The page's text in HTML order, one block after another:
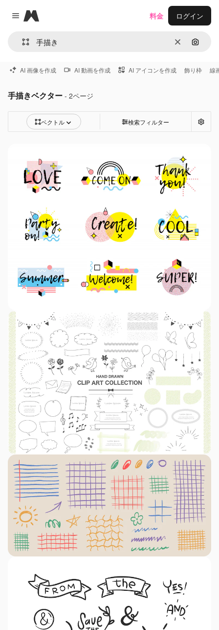
Close menu
Magnific
消去 画像で
料金 ログイン
AI 画像を作成 AI 動画を作成 AI アイコンを作成 飾り枠 線
手描きベクター - 2ページ
ベクトル 検索フィルター